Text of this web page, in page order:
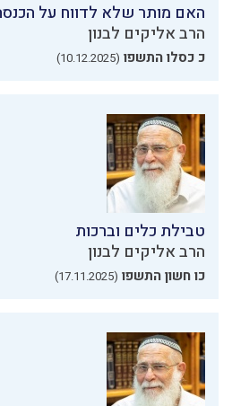
האם מותר שלא לדווח על
הרב אליקים לבנון
כ כסלו התשפו (10.12.2025)
טבילת כלים וברכות
הרב אליקים לבנון
כו חשון התשפו (17.11.2025)